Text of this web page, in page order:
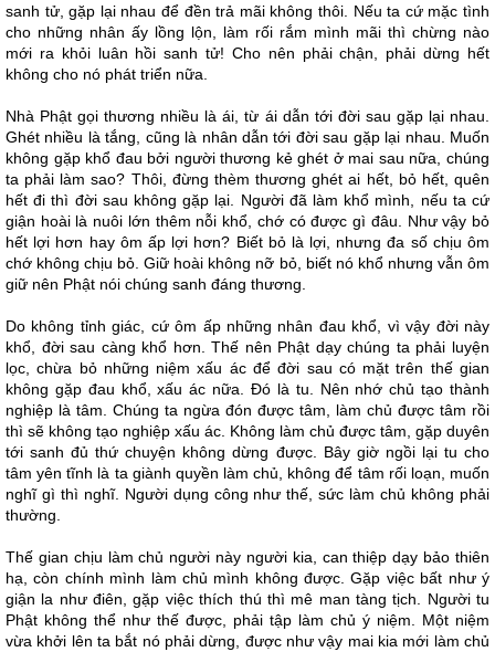
sanh tử, gặp lại nhau để đền trả mãi không thôi. Nếu ta cứ mặc tình
cho những nhân ấy lồng lộn, làm rối rắm mình mãi thì chừng nào
mới ra khỏi luân hồi sanh tử! Cho nên phải chận, phải dừng hết
không cho nó phát triển nữa.
Nhà Phật gọi thương nhiều là ái, từ ái dẫn tới đời sau gặp lại nhau.
Ghét nhiều là tắng, cũng là nhân dẫn tới đời sau gặp lại nhau. Muốn
không gặp khổ đau bởi người thương kẻ ghét ở mai sau nữa, chúng
ta phải làm sao? Thôi, đừng thèm thương ghét ai hết, bỏ hết, quên
hết đi thì đời sau không gặp lại. Người đã làm khổ mình, nếu ta cứ
giận hoài là nuôi lớn thêm nỗi khổ, chớ có được gì đâu. Như vậy bỏ
hết lợi hơn hay ôm ấp lợi hơn? Biết bỏ là lợi, nhưng đa số chịu ôm
chớ không chịu bỏ. Giữ hoài không nỡ bỏ, biết nó khổ nhưng vẫn ôm
giữ nên Phật nói chúng sanh đáng thương.
Do không tỉnh giác, cứ ôm ấp những nhân đau khổ, vì vậy đời này
khổ, đời sau càng khổ hơn. Thế nên Phật dạy chúng ta phải luyện
lọc, chừa bỏ những niệm xấu ác để đời sau có mặt trên thế gian
không gặp đau khổ, xấu ác nữa. Đó là tu. Nên nhớ chủ tạo thành
nghiệp là tâm. Chúng ta ngừa đón được tâm, làm chủ được tâm rồi
thì sẽ không tạo nghiệp xấu ác. Không làm chủ được tâm, gặp duyên
tới sanh đủ thứ chuyện không dừng được. Bây giờ ngồi lại tu cho
tâm yên tĩnh là ta giành quyền làm chủ, không để tâm rối loạn, muốn
nghĩ gì thì nghĩ. Người dụng công như thế, sức làm chủ không phải
thường.
Thế gian chịu làm chủ người này người kia, can thiệp dạy bảo thiên
hạ, còn chính mình làm chủ mình không được. Gặp việc bất như ý
giận la như điên, gặp việc thích thú thì mê man tàng tịch. Người tu
Phật không thể như thế được, phải tập làm chủ ý niệm. Một niệm
vừa khởi lên ta bắt nó phải dừng, được như vậy mai kia mới làm chủ